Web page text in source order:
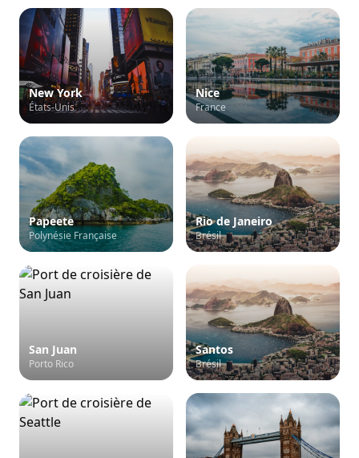
New York
États-Unis
Nice
France
Papeete
Polynésie Française
Rio de Janeiro
Brésil
San Juan
Porto Rico
Santos
Brésil